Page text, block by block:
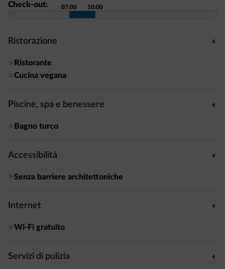
Check-out: 07:00 10:00
Ristorazione
Ristorante
Cucina vegana
Piscine, spa e benessere
Bagno turco
Accessibilità
Senza barriere architettoniche
Internet
Wi-Fi gratuito
Servizi di pulizia